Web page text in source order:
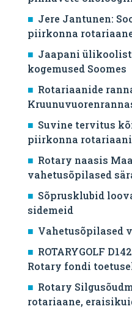
Jere Jantunen:
piirkonna
Jaapani
kogemused Soomes
Rotariaanide
Suvine tervitus
piirkonna
Rotary naasis
vahetusõpilased
Sõprusklubid
sidemeid
Vahetusõpilased
ROTARYGOLF
Rotary fondi
Rotary
rotariaane,